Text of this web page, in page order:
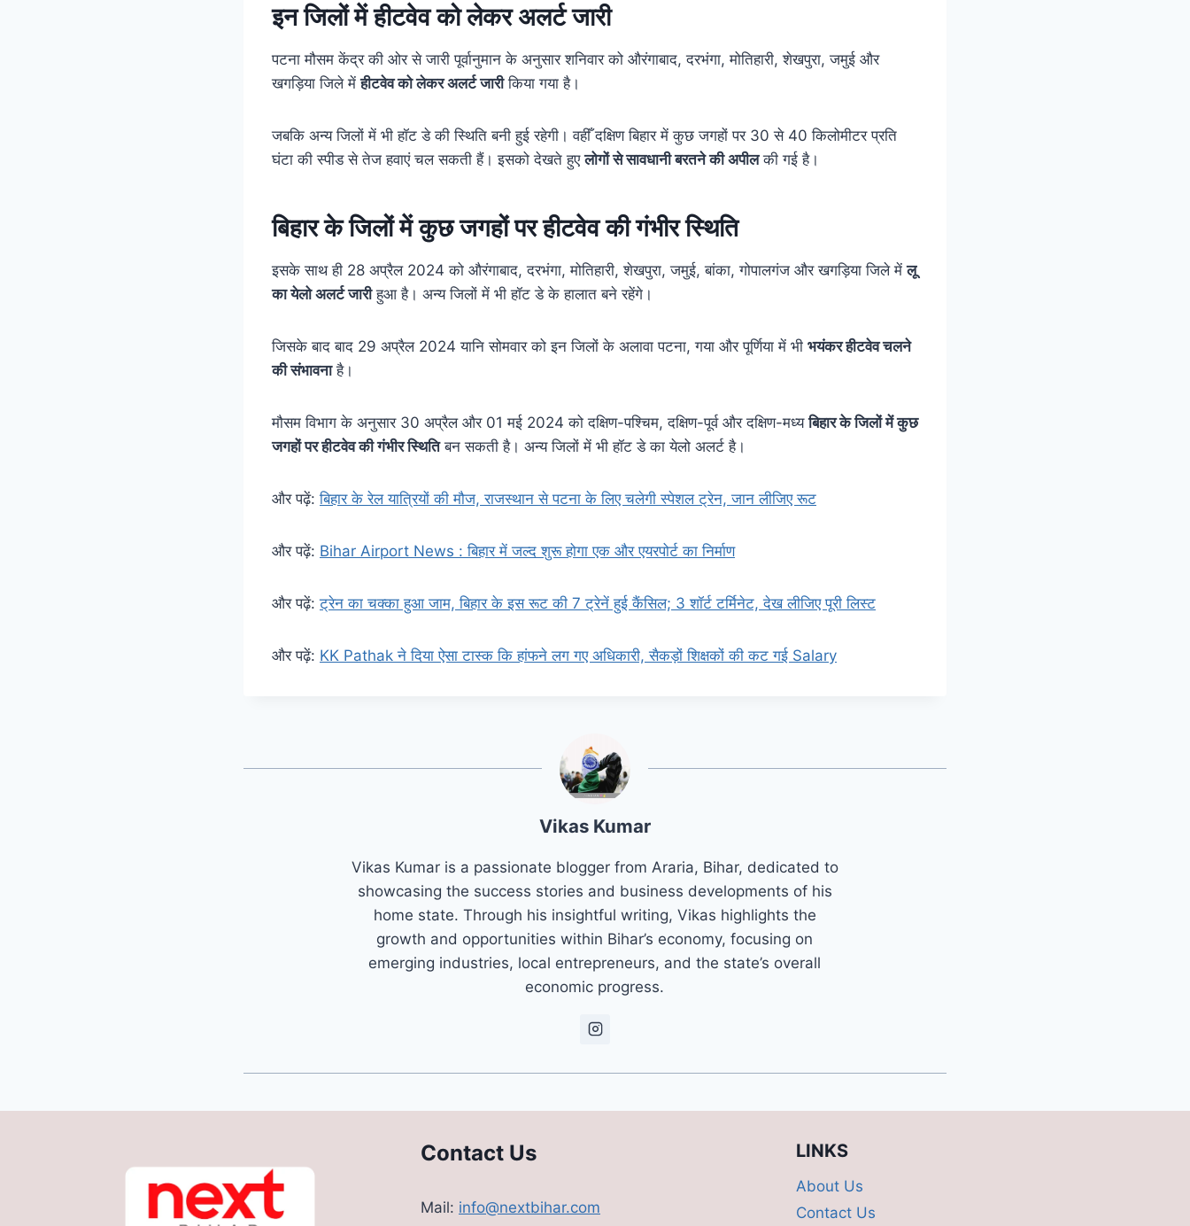
इन जिलों में हीटवेव को लेकर अलर्ट जारी
पटना मौसम केंद्र की ओर से जारी पूर्वानुमान के अनुसार शनिवार को औरंगाबाद, दरभंगा, मोतिहारी, शेखपुरा, जमुई और
खगड़िया जिले मेंहीटवेव को लेकर अलर्ट जारीकिया गया है।
जबकि अन्य जिलों में भी हॉट डे की स्थिति बनी हुई रहेगी। वहीँ दक्षिण बिहार में कुछ जगहों पर 30 से 40 किलोमीटर प्रति
घंटा कीस्पीडसे तेज हवाएं चल सकती हैं। इसको देखते हुएलोगों से सावधानी बरतने की अपीलकी गई है।
बिहार के जिलों में कुछ जगहों पर हीटवेव की गंभीर स्थिति
इसके साथ ही 28 अप्रैल 2024 को औरंगाबाद, दरभंगा, मोतिहारी, शेखपुरा, जमुई, बांका, गोपालगंज और खगड़िया जिले मेंलू
का येलो अलर्ट जारीहुआ है। अन्य जिलों में भी हॉट डे के हालात बने रहेंगे।
जिसके बाद बाद 29 अप्रैल 2024 यानि सोमवार को इन जिलों के अलावा पटना, गया और पूर्णिया में भी भयंकर हीटवेव चलने
की संभावनाहै।
मौसम विभाग के अनुसार 30 अप्रैल और 01 मई 2024 को दक्षिण-पश्चिम, दक्षिण-पूर्व और दक्षिण-मध्यबिहार के जिलों में कुछ
जगहों पर हीटवेव की गंभीर स्थितिबन सकती है। अन्य जिलों में भी हॉट डे का येलो अलर्ट है।
और पढ़ें:बिहार के रेल यात्रियों की मौज, राजस्थान से पटना के लिए चलेगी स्पेशल ट्रेन, जान लीजिए रूट
और पढ़ें: Bihar Airport News : बिहार में जल्द शुरू होगा एक और एयरपोर्ट का निर्माण
और पढ़ें:ट्रेन का चक्का हुआ जाम, बिहार के इस रूट की 7 ट्रेनें हुई कैंसिल; 3 शॉर्ट टर्मिनेट, देख लीजिए पूरी लिस्ट
और पढ़ें: KK Pathak ने दिया ऐसा टास्क कि हांफने लग गए अधिकारी, सैकड़ों शिक्षकों की कट गई Salary
Vikas Kumar
Vikas Kumar is a passionate blogger from Araria, Bihar, dedicated to
showcasing the success stories and business developments of his
home state. Through his insightful writing, Vikas highlights the
growth and opportunities within Bihar’s economy, focusing on
emerging industries, local entrepreneurs, and the state’s overall
economic progress.
Contact Us
Mail: info@nextbihar.com
LINKS
About Us
Contact Us